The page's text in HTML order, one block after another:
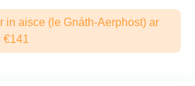
in aisce (le Gnáth-Aerphost) ar
€141